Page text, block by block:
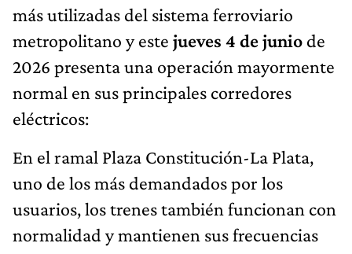
más utilizadas del sistema ferroviario
metropolitano y este jueves 4 de junio de
2026 presenta una operación mayormente
normal en sus principales corredores
eléctricos:
En el ramal Plaza Constitución-La Plata,
uno de los más demandados por los
usuarios, los trenes también funcionan con
normalidad y mantienen sus frecuencias